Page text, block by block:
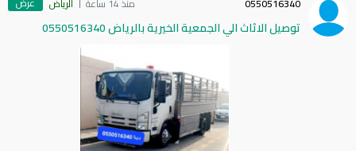
توصيل الاثاث الي الجمعية الخيرية بالرياض 0550516340